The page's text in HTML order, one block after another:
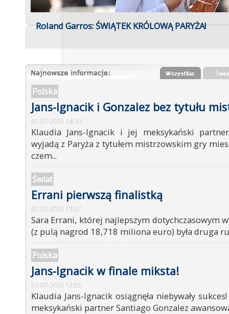
Roland Garros: ŚWIĄTEK KRÓLOWĄ PARYŻA!
Polska
Jans-Ignacik i Gonzalez bez tytułu
01-07-2025 14:10
Klaudia Jans-Ignacik i jej meksykański
wyjadą z Paryża z tytułem mistrzowskim gry
czem...
Świat
Errani pierwszą finalistką
01-07-2025 13:57
Sara Errani, której najlepszym dotychczasowym
(z pulą nagrod 18,718 miliona euro) była druga
Polska
Jans-Ignacik w finale miksta!
01-07-2025 13:55
Klaudia Jans-Ignacik osiągnęła niebywały
meksykański partner Santiago Gonzalez